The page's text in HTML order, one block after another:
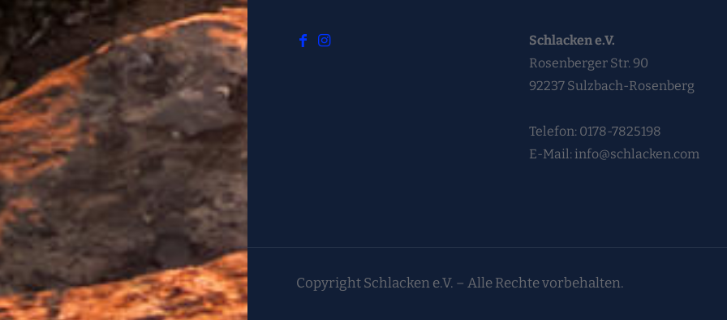
Schlacken e.V.
Rosenberger Str. 90
92237 Sulzbach-Rosenberg
Telefon: 0178-7825198
E-Mail: info@schlacken.com
Copyright Schlacken e.V. – Alle Rechte vorbehalten.